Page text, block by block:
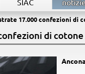
SIAC
17.000 confezioni di
di